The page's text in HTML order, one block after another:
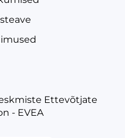
Ettevõtjate
- EVEA